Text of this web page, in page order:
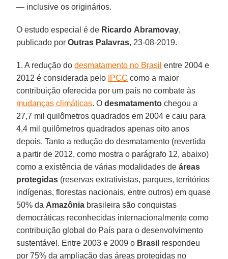
— inclusive os originários.
O estudo especial é de Ricardo Abramovay,
publicado porOutras Palavras, 23-08-2019.
1. A redução dodesmatamento no Brasil entre 2004 e
2012 é considerada pelo IPCC como a maior
contribuição oferecida por um país no combate às
mudanças climáticas. Odesmatamento chegou a
27,7 mil quilômetros quadrados em 2004 e caiu para
4,4 mil quilômetros quadrados apenas oito anos
depois. Tanto a redução do desmatamento (revertida
a partir de 2012, como mostra o parágrafo 12, abaixo)
como a existência de várias modalidades deáreas
protegidas (reservas extrativistas, parques, territórios
indígenas, florestas nacionais, entre outros) em quase
50% da Amazônia brasileira são conquistas
democráticas reconhecidas internacionalmente como
contribuição global do País para o desenvolvimento
sustentável. Entre 2003 e 2009 o Brasil respondeu
por 75% da ampliação das áreas protegidas no